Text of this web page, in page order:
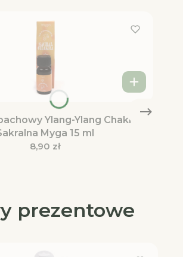
Ylang-Ylang Chakra
Myga 15 ml
Cena
8,90 zł
prezentowe